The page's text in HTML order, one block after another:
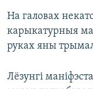
На галовах
карыкатурныя
руках яны
Лёзунгі